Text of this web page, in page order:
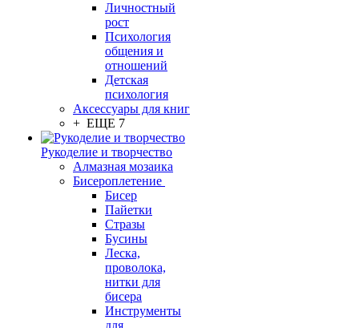
Личностный
рост
Психология
общения и
отношений
Детская
психология
Аксессуары для книг
+ ЕЩЕ 7
Рукоделие и творчество
Алмазная мозаика
Бисероплетение
Бисер
Пайетки
Стразы
Бусины
Леска,
проволока,
нитки для
бисера
Инструменты
для